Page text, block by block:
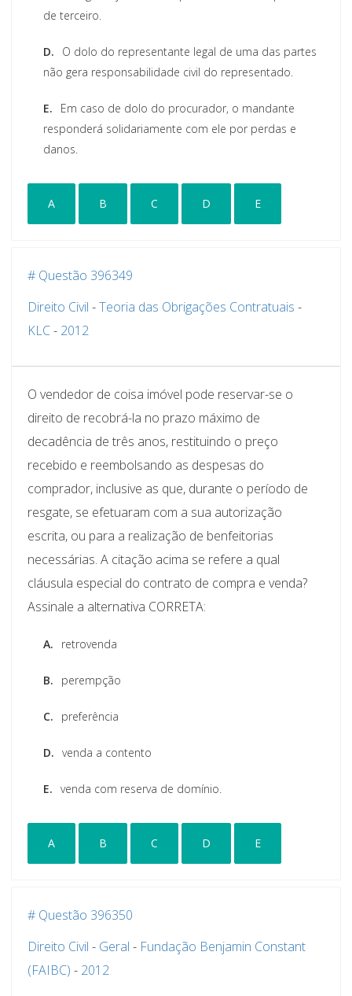
de terceiro.
D.
O dolo do representante legal de uma das partes
não gera responsabilidade civil do representado.
E.
Em caso de dolo do procurador, o mandante
responderá solidariamente com ele por perdas e
danos.
A B C D E
# Questão 396349
Direito Civil -Teoria das Obrigações Contratuais -
KLC- 2012
O vendedor de coisa imóvel pode reservar-se o
direito de recobrá-la no prazo máximo de
decadência de três anos, restituindo o preço
recebido e reembolsando as despesas do
comprador, inclusive as que, durante o período de
resgate, se efetuaram com a sua autorização
escrita, ou para a realização de benfeitorias
necessárias. A citação acima se refere a qual
cláusula especial do contrato de compra e venda?
Assinale a alternativa CORRETA:
A. retrovenda
B. perempção
C. preferência
D. venda a contento
E. venda com reserva de domínio.
A B C D E
# Questão 396350
Direito Civil - Geral - Fundação Benjamin Constant
(FAIBC) - 2012